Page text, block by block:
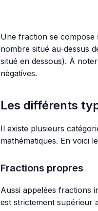
Une fraction se compose
nombre situé au-dessus
situé en dessous). À
négatives.
Les différents
Il existe plusieurs
mathématiques. En voici
Fractions propres
Aussi appelées fractions
est strictement supérieur